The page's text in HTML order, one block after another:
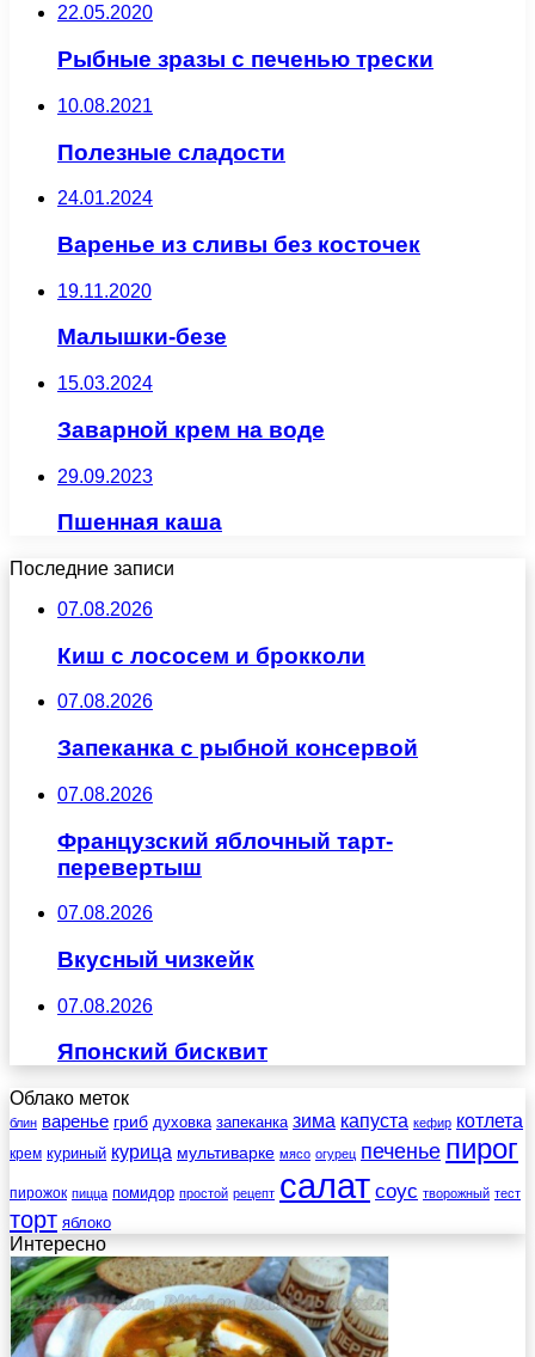
22.05.2020
Рыбные зразы с печенью трески
10.08.2021
Полезные сладости
24.01.2024
Варенье из сливы без косточек
19.11.2020
Малышки-безе
15.03.2024
Заварной крем на воде
29.09.2023
Пшенная каша
Последние записи
07.08.2026
Киш с лососем и брокколи
07.08.2026
Запеканка с рыбной консервой
07.08.2026
Французский яблочный тарт-
перевертыш
07.08.2026
Вкусный чизкейк
07.08.2026
Японский бисквит
Облако меток
блин варенье гриб духовка запеканка зима капуста кефир котлета
крем куриный курица мультиварке мясо огурец печенье пирог
пирожок пицца помидор простой рецепт салат соус творожный тест
торт яблоко
Интересно